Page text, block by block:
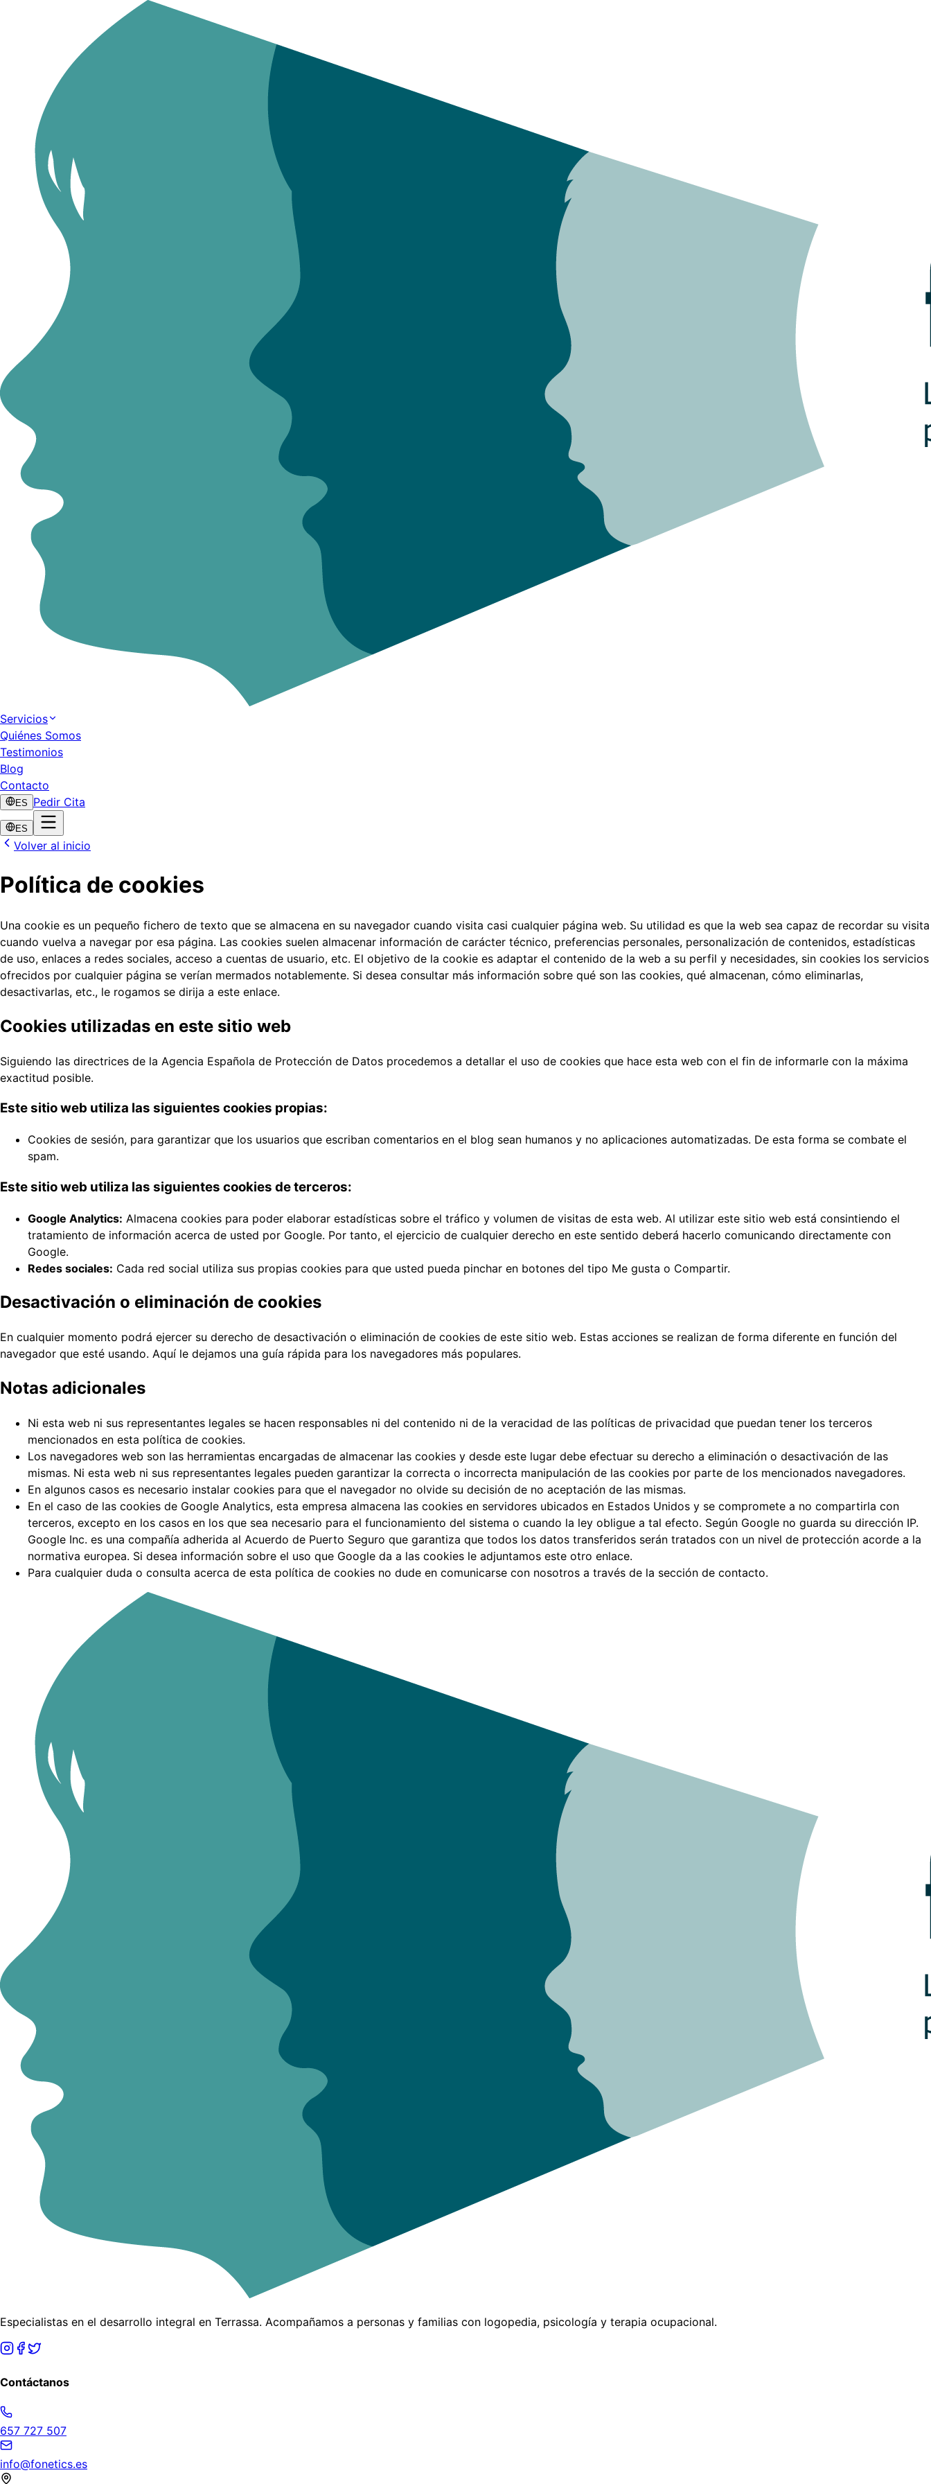
Servicios
Quiénes Somos
Testimonios
Blog
Contacto
ES Pedir Cita
ES
Volver al inicio
Política de cookies
Una cookie es un pequeño fichero de texto que se almacena en su navegador cuando visita casi cualquier página web. Su utilidad es que la web sea capaz de recordar su visita
cuando vuelva a navegar por esa página. Las cookies suelen almacenar información de carácter técnico, preferencias personales, personalización de contenidos, estadísticas
de uso, enlaces a redes sociales, acceso a cuentas de usuario, etc. El objetivo de la cookie es adaptar el contenido de la web a su perfil y necesidades, sin cookies los servicios
ofrecidos por cualquier página se verían mermados notablemente. Si desea consultar más información sobre qué son las cookies, qué almacenan, cómo eliminarlas,
desactivarlas, etc., le rogamos se dirija a este enlace.
Cookies utilizadas en este sitio web
Siguiendo las directrices de la Agencia Española de Protección de Datos procedemos a detallar el uso de cookies que hace esta web con el fin de informarle con la máxima
exactitud posible.
Este sitio web utiliza las siguientes cookies propias:
Cookies de sesión, para garantizar que los usuarios que escriban comentarios en el blog sean humanos y no aplicaciones automatizadas. De esta forma se combate el
spam.
Este sitio web utiliza las siguientes cookies de terceros:
Google Analytics: Almacena cookies para poder elaborar estadísticas sobre el tráfico y volumen de visitas de esta web. Al utilizar este sitio web está consintiendo el
tratamiento de información acerca de usted por Google. Por tanto, el ejercicio de cualquier derecho en este sentido deberá hacerlo comunicando directamente con
Google.
Redes sociales: Cada red social utiliza sus propias cookies para que usted pueda pinchar en botones del tipo Me gusta o Compartir.
Desactivación o eliminación de cookies
En cualquier momento podrá ejercer su derecho de desactivación o eliminación de cookies de este sitio web. Estas acciones se realizan de forma diferente en función del
navegador que esté usando. Aquí le dejamos una guía rápida para los navegadores más populares.
Notas adicionales
Ni esta web ni sus representantes legales se hacen responsables ni del contenido ni de la veracidad de las políticas de privacidad que puedan tener los terceros
mencionados en esta política de cookies.
Los navegadores web son las herramientas encargadas de almacenar las cookies y desde este lugar debe efectuar su derecho a eliminación o desactivación de las
mismas. Ni esta web ni sus representantes legales pueden garantizar la correcta o incorrecta manipulación de las cookies por parte de los mencionados navegadores.
En algunos casos es necesario instalar cookies para que el navegador no olvide su decisión de no aceptación de las mismas.
En el caso de las cookies de Google Analytics, esta empresa almacena las cookies en servidores ubicados en Estados Unidos y se compromete a no compartirla con
terceros, excepto en los casos en los que sea necesario para el funcionamiento del sistema o cuando la ley obligue a tal efecto. Según Google no guarda su dirección IP.
Google Inc. es una compañía adherida al Acuerdo de Puerto Seguro que garantiza que todos los datos transferidos serán tratados con un nivel de protección acorde a la
normativa europea. Si desea información sobre el uso que Google da a las cookies le adjuntamos este otro enlace.
Para cualquier duda o consulta acerca de esta política de cookies no dude en comunicarse con nosotros a través de la sección de contacto.
Especialistas en el desarrollo integral en Terrassa. Acompañamos a personas y familias con logopedia, psicología y terapia ocupacional.
Contáctanos
657 727 507
info@fonetics.es